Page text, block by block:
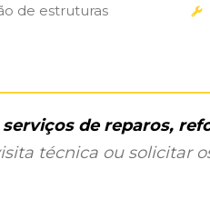
de estruturas
de reparos,
técnica ou solicitar